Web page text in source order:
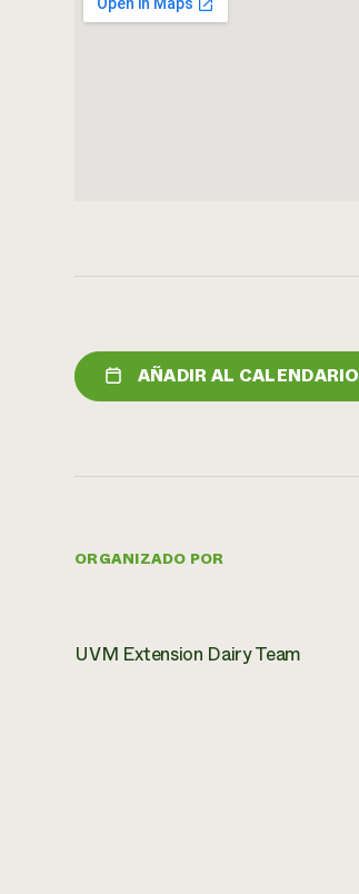
AÑADIR AL CALENDARIO
ORGANIZADO POR
UVM Extension Dairy Team